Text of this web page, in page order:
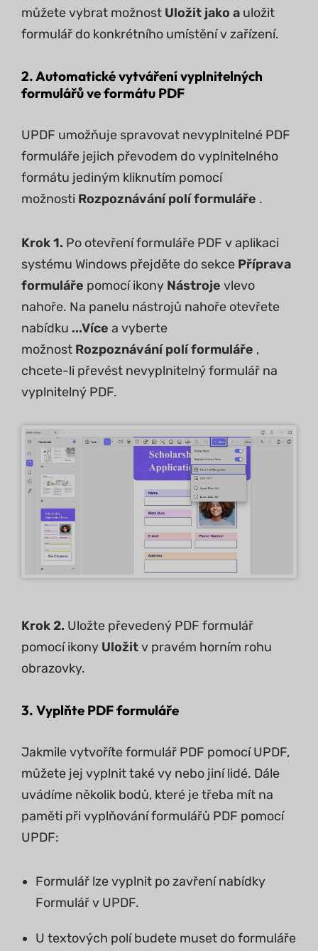
můžete vybrat možnost Uložit jako a uložit
formulář do konkrétního umístění v zařízení.
2. Automatické vytváření vyplnitelných
formulářů ve formátu PDF
UPDF umožňuje spravovat nevyplnitelné PDF
formuláře jejich převodem do vyplnitelného
formátu jediným kliknutím pomocí
možnosti Rozpoznávání polí formuláře .
Krok 1. Po otevření formuláře PDF v aplikaci
systému Windows přejděte do sekce Příprava
formuláře pomocí ikony Nástroje vlevo
nahoře. Na panelu nástrojů nahoře otevřete
nabídku ...Více a vyberte
možnost Rozpoznávání polí formuláře ,
chcete-li převést nevyplnitelný formulář na
vyplnitelný PDF.
Krok 2. Uložte převedený PDF formulář
pomocí ikony Uložitv pravém horním rohu
obrazovky.
3. Vyplňte PDF formuláře
Jakmile vytvoříte formulář PDF pomocí UPDF,
můžete jej vyplnit také vy nebo jiní lidé. Dále
uvádíme několik bodů, které je třeba mít na
paměti při vyplňování formulářů PDF pomocí
UPDF:
Formulář lze vyplnit po zavření nabídky
Formulář v UPDF.
U textových polí budete muset do formuláře